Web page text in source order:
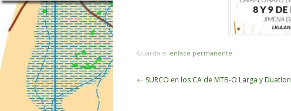
Guarda el enlace permanente.
Navegador
← SURCO en los CA de MTB-O Larga y Duatlon